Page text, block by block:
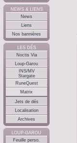
NEWS & LIENS
News
Liens
Nos bannières
LES DÉS
Noctis Via
Loup-Garou
INS/MV
Stargate
RuneQuest
Matrix
Jets de dés
Localisation
Archives
LOUP-GAROU
Feuille perso.